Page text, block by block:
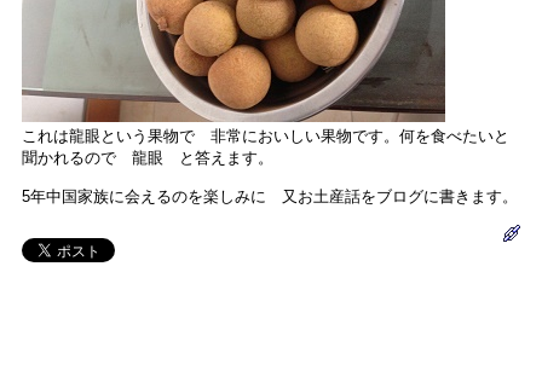
これは龍眼という果物で 非常においしい果物です。何を食べたいと
聞かれるので 龍眼 と答えます。
5年中国家族に会えるのを楽しみに 又お土産話をブログに書きます。